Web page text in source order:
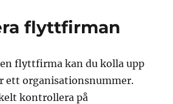
flyttfirman
en flyttfirma kan du kolla upp
ett organisationsnummer.
kontrollera på